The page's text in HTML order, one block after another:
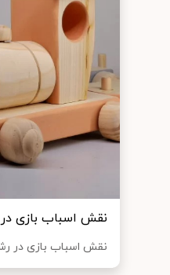
نقش اسباب بازی
نقش اسباب بازی در